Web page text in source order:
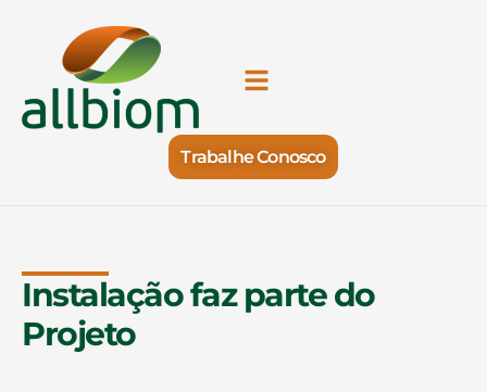
Trabalhe Conosco
Instalação faz parte do
Projeto